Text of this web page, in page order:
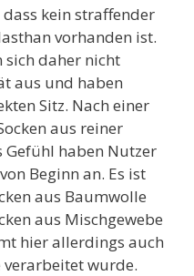
kein straffender
vorhanden ist.
sich daher nicht
aus und haben
Sitz. Nach einer
aus reiner
Gefühl haben Nutzer
Beginn an. Es ist
aus Baumwolle
aus Mischgewebe
hier allerdings auch
wurde.